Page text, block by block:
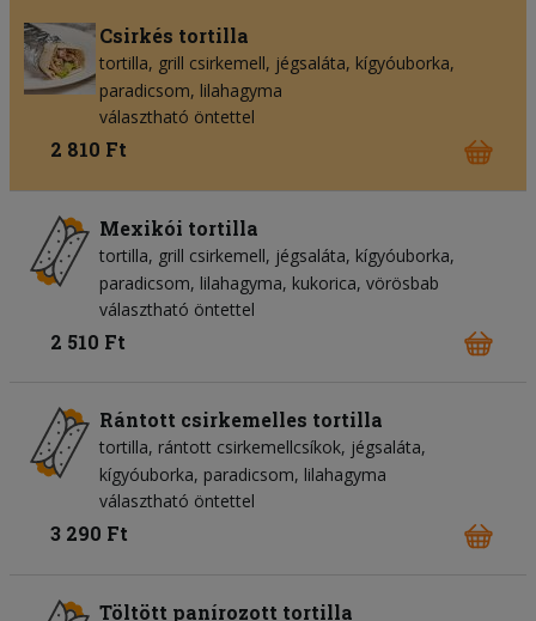
Csirkés tortilla
tortilla grill csirkemell jégsaláta kígyóuborka
paradicsom lilahagyma
választható öntettel
2 810 Ft
Mexikói tortilla
tortilla grill csirkemell jégsaláta kígyóuborka
paradicsom lilahagyma kukorica vörösbab
választható öntettel
2 510 Ft
Rántott csirkemelles tortilla
tortilla rántott csirkemellcsíkok jégsaláta
kígyóuborka paradicsom lilahagyma
választható öntettel
3 290 Ft
Töltött panírozott tortilla